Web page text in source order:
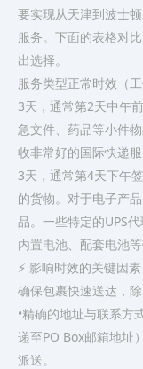
要实现从天津到波士
服务。下面的表格对
出选择。
服务类型正常时效（
3天，通常第2天中午
急文件、药品等小件
收非常好的国际快递
3天，通常第4天下午
的货物。对于电子产
品。一些特定的UPS
内置电池、配套电池
⚡️ 影响时效的关键因素
确保包裹快速送达，
•精确的地址与联系方
递至PO Box邮箱地址
派送。